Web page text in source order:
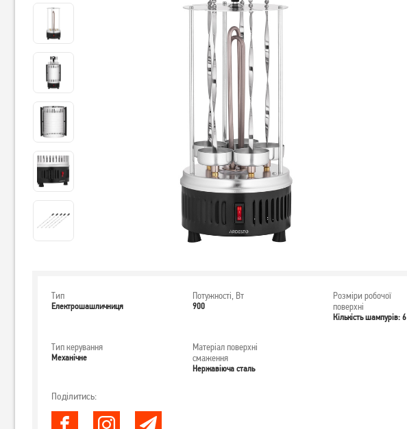
Тип
Електрошашличниця
Потужності, Вт
900
Розміри робочої
поверхні
Кількість шампурів: 6
Тип керування
Механічне
Матеріал поверхні
смаження
Нержавіюча сталь
Поділитись: